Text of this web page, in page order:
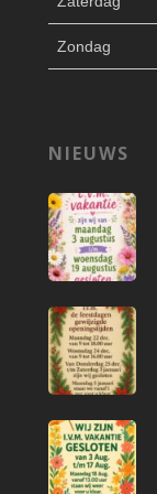
Zondag
NIEUWS